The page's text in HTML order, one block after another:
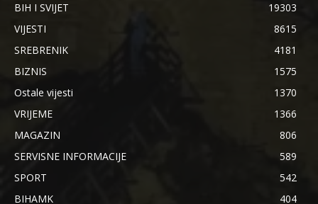
BIH I SVIJET
19303
VIJESTI
8615
SREBRENIK
4181
BIZNIS
1575
Ostale vijesti
1370
VRIJEME
1366
MAGAZIN
806
SERVISNE INFORMACIJE
589
SPORT
542
BIHAMK
404